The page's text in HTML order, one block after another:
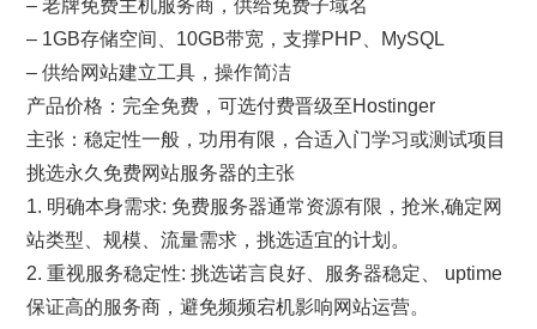
– 老牌免费主机服务商，供给免费子域名
– 1GB存储空间、10GB带宽，支撑PHP、MySQL
– 供给网站建立工具，操作简洁
产品价格：完全免费，可选付费晋级至Hostinger
主张：稳定性一般，功用有限，合适入门学习或测试项目
挑选永久免费网站服务器的主张
1. 明确本身需求: 免费服务器通常资源有限，抢米,确定网
站类型、规模、流量需求，挑选适宜的计划。
2. 重视服务稳定性: 挑选诺言良好、服务器稳定、 uptime
保证高的服务商，避免频频宕机影响网站运营。